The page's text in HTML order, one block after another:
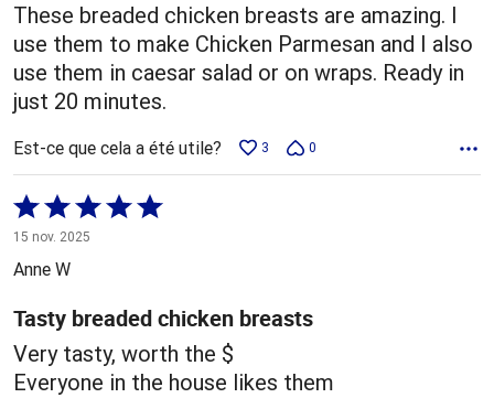
These breaded chicken breasts are amazing. I
use them to make Chicken Parmesan and I also
use them in caesar salad or on wraps. Ready in
just 20 minutes.
Est-ce que cela a été utile? 3 0
Coté
5 sur
5
15 nov. 2025
Anne W
Tasty breaded chicken breasts
Very tasty, worth the $
Everyone in the house likes them